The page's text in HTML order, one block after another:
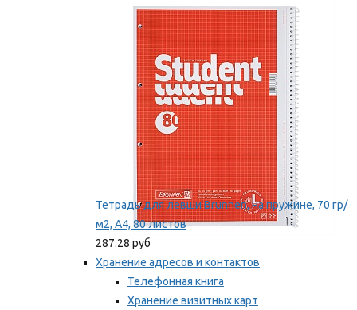
Точилки для левшей
Мы рекомендуем
Тетрадь для левши Brunnen, на пружине, 70 гр/
м2, А4, 80 листов
287.28 руб
Хранение адресов и контактов
Телефонная книга
Хранение визитных карт